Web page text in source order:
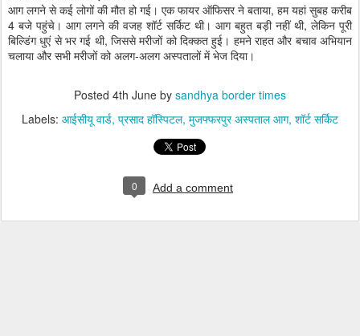
आग लगने से कई लोगों की मौत हो गई। एक फायर ऑफिसर ने बताया, हम यहां सुबह करीब
4 बजे पहुंचे। आग लगने की वजह शॉर्ट सर्किट थी। आग बहुत बड़ी नहीं थी, लेकिन पूरी
बिल्डिंग धुएं से भर गई थी, जिससे मरीजों को दिक्कत हुई। हमने राहत और बचाव अभियान
चलाया और सभी मरीजों को अलग-अलग अस्पतालों में भेज दिया।
Posted 4th June by sandhya border times
Labels: आईसीयू वार्ड प्रसाद हॉस्पिटल मुजफ्फरपुर अस्पताल आग शॉर्ट सर्किट
0 Add a comment